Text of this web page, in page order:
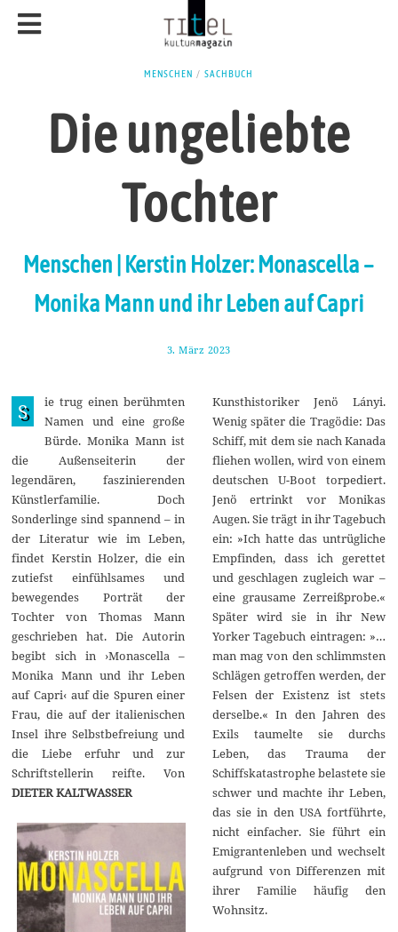
MENSCHEN / SACHBUCH
Die ungeliebte
Tochter
Menschen | Kerstin Holzer: Monascella –
Monika Mann und ihr Leben auf Capri
3. März 2023
ä
z
2
0
2
3
S
ie trug einen berühmten
Namen und eine große
Bürde. Monika Mann ist
die Außenseiterin der
legendären, faszinierenden
Künstlerfamilie. Doch
Sonderlinge sind spannend – in
der Literatur wie im Leben,
findet Kerstin Holzer, die ein
zutiefst einfühlsames und
bewegendes Porträt der
Tochter von Thomas Mann
geschrieben hat. Die Autorin
begibt sich in ›Monascella –
Monika Mann und ihr Leben
auf Capri‹ auf die Spuren einer
Frau, die auf der italienischen
Insel ihre Selbstbefreiung und
die Liebe erfuhr und zur
Schriftstellerin reifte. Von
DIETER KALTWASSER
Kunsthistoriker Jenö Lányi.
Wenig später die Tragödie: Das
Schiff, mit dem sie nach Kanada
fliehen wollen, wird von einem
deutschen U-Boot torpediert.
Jenö ertrinkt vor Monikas
Augen. Sie trägt in ihr Tagebuch
ein: »Ich hatte das untrügliche
Empfinden, dass ich gerettet
und geschlagen zugleich war –
eine grausame Zerreißprobe.«
Später wird sie in ihr New
Yorker Tagebuch eintragen: »…
man mag von den schlimmsten
Schlägen getroffen werden, der
Felsen der Existenz ist stets
derselbe.« In den Jahren des
Exils taumelte sie durchs
Leben, das Trauma der
Schiffskatastrophe belastete sie
schwer und machte ihr Leben,
das sie in den USA fortführte,
nicht einfacher. Sie führt ein
Emigrantenleben und wechselt
aufgrund von Differenzen mit
ihrer Familie häufig den
Wohnsitz.